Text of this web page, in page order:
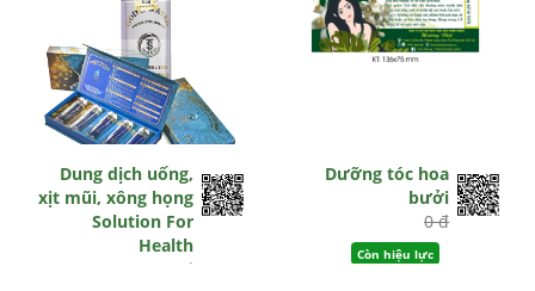
Dung dịch uống,
xịt mũi, xông họng
Solution For
Health
0 đ
Dưỡng tóc hoa
bưởi
0 đ
Còn hiệu lực